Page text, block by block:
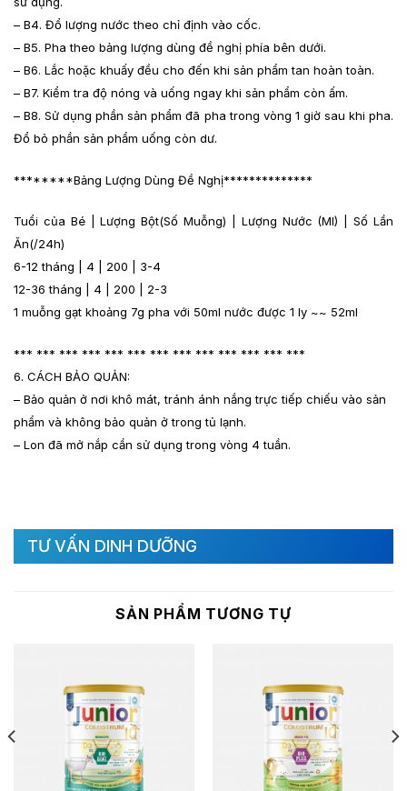
– B4. Đổ lượng nước theo chỉ định vào cốc.
– B5. Pha theo bảng lượng dùng đề nghị phía bên dưới.
– B6. Lắc hoặc khuấy đều cho đến khi sản phẩm tan hoàn toàn.
– B7. Kiểm tra độ nóng và uống ngay khi sản phẩm còn ấm.
– B8. Sử dụng phần sản phẩm đã pha trong vòng 1 giờ sau khi pha.
Đổ bỏ phần sản phẩm uống còn dư.
********Bảng Lượng Dùng Đề Nghị**************
Tuổi của Bé | Lượng Bột(Số Muỗng) | Lượng Nước (Ml) | Số Lần
Ăn(/24h)
6-12 tháng | 4 | 200 | 3-4
12-36 tháng | 4 | 200 | 2-3
1 muỗng gạt khoảng 7g pha với 50ml nước được 1 ly ~~ 52ml
*** *** *** *** *** *** *** *** *** *** *** *** ***
6. CÁCH BẢO QUẢN:
– Bảo quản ở nơi khô mát, tránh ánh nắng trực tiếp chiếu vào sản
phẩm và không bảo quản ở trong tủ lạnh.
– Lon đã mở nắp cần sử dụng trong vòng 4 tuần.
TƯ VẤN DINH DƯỠNG
SẢN PHẨM TƯƠNG TỰ